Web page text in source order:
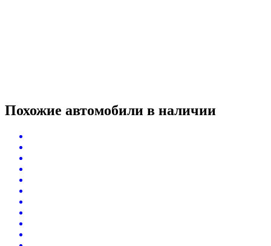
Похожие автомобили в наличии